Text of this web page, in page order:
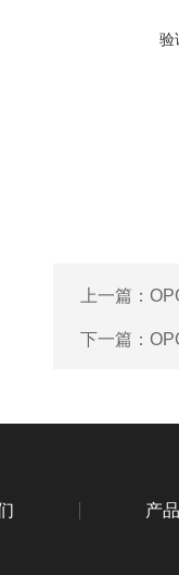
验
上一篇：
下一篇：
产